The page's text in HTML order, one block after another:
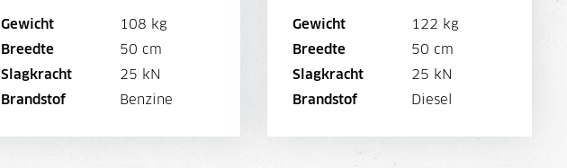
Gewicht
108 kg
Breedte
50 cm
Slagkracht
25 kN
Brandstof
Benzine
BEKIJK BROCHURE
DIRECT AANVRAGEN
Gewicht
122 kg
Breedte
50 cm
Slagkracht
25 kN
Brandstof
Diesel
BEKIJK BROCHURE
DIRECT AANVRAGEN